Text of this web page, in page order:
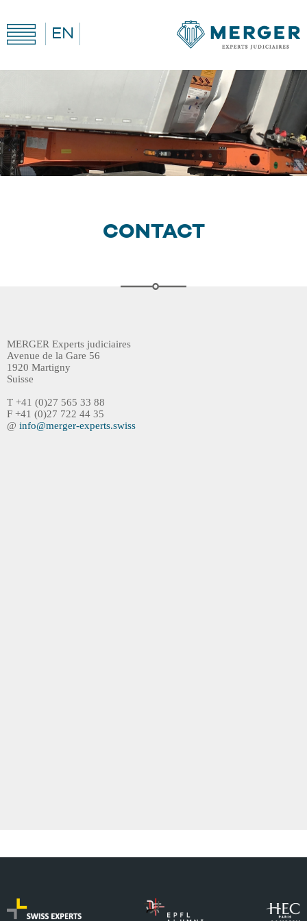
EN
CONTACT
MERGER Experts judiciaires
Avenue de la Gare 56
1920 Martigny
Suisse
T +41 (0)27 565 33 88
F +41 (0)27 722 44 35
@ info@merger-experts.swiss